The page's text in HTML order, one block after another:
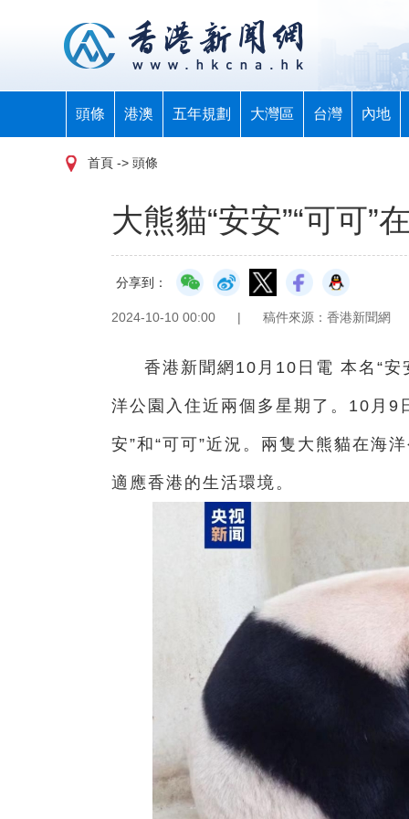
頭條 港澳 五年規劃 大灣區 台灣 內地
首頁 -> 頭條
大熊貓“安安”“可可”
分享到：
2024-10-10 00:00 | 稿件來源：香港新聞網
香港新聞網10月10日電 本名“安
洋公園入住近兩個多星期了。10月9
安”和“可可”近況。兩隻大熊貓在海
適應香港的生活環境。